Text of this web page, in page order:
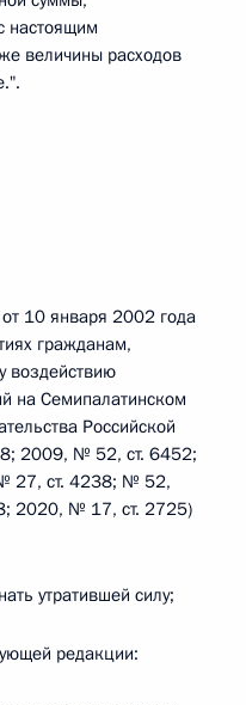
настоящим
величины расходов
10 января 2002 года
гражданам,
воздействию
на Семипалатинском
Российской
2009, № 52, ст. 6452;
27, ст. 4238; № 52,
2020, № 17, ст. 2725)
утратившей силу;
редакции: